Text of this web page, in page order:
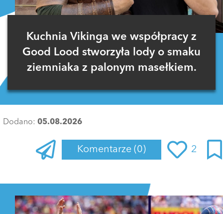
Kuchnia Vikinga we współpracy z
Good Lood stworzyła lody o smaku
ziemniaka z palonym masełkiem.
Dodano: 05.08.2026
Komentarze (0) 2